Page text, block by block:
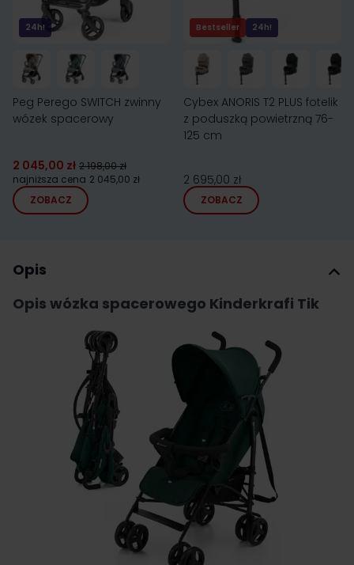
24h!
Peg Perego SWITCH zwinny
wózek spacerowy
2 045,00 zł 2 198,00 zł
najniższa cena 2 045,00 zł
ZOBACZ
Bestseller 24h!
Cybex ANORIS T2 PLUS fotelik
z poduszką powietrzną 76-
125 cm
2 695,00 zł
ZOBACZ
Opis
Opis wózka spacerowego Kinderkrafi Tik